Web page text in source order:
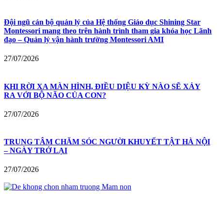
Đội ngũ cán bộ quản lý của Hệ thống Giáo dục Shining Star
Montessori mang theo trên hành trình tham gia khóa học Lãnh
đạo – Quản lý vận hành trường Montessori AMI
27/07/2026
KHI RỜI XA MÀN HÌNH, ĐIỀU DIỆU KỲ NÀO SẼ XẢY
RA VỚI BỘ NÃO CỦA CON?
27/07/2026
TRUNG TÂM CHĂM SÓC NGƯỜI KHUYẾT TẬT HÀ NỘI
– NGÀY TRỞ LẠI
27/07/2026